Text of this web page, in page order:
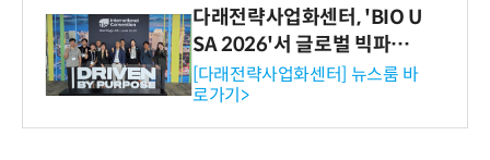
다래전략사업화센터, 'BIO U
SA 2026'서 글로벌 빅파마
와의 비즈니스 미팅 지원…K
-바이오 해외 진출 교두보 확
보
[다래전략사업화센터] 뉴스룸 바
로가기>